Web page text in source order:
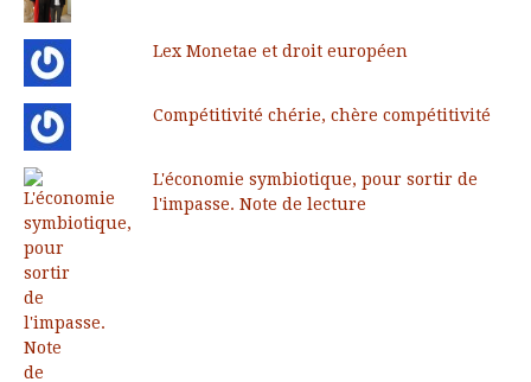
Lex Monetae et droit européen
Compétitivité chérie, chère compétitivité
L'économie symbiotique, pour sortir de
l'impasse. Note de lecture